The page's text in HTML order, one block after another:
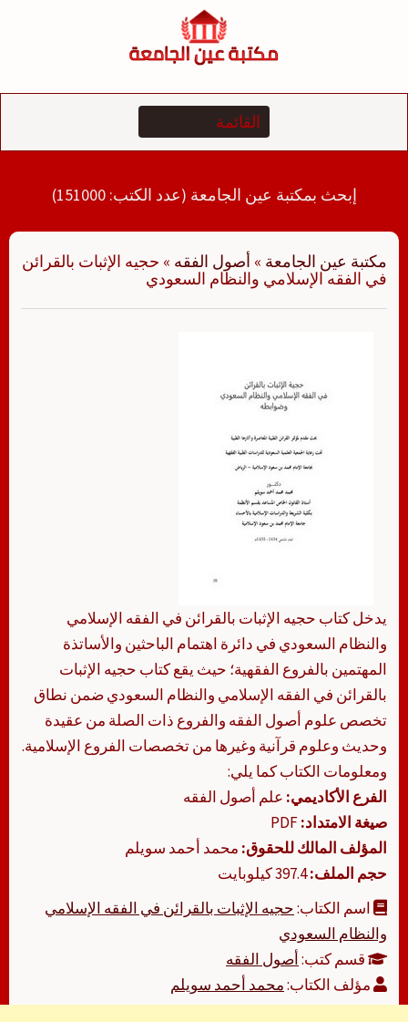
إبحث بمكتبة عين الجامعة (عدد الكتب: 151000)
مكتبة عين الجامعة » أصول الفقه » حجيه الإثبات بالقرائن
في الفقه الإسلامي والنظام السعودي
يدخل كتاب حجيه الإثبات بالقرائن في الفقه الإسلامي
والنظام السعودي في دائرة اهتمام الباحثين والأساتذة
المهتمين بالفروع الفقهية؛ حيث يقع كتاب حجيه الإثبات
بالقرائن في الفقه الإسلامي والنظام السعودي ضمن نطاق
تخصص علوم أصول الفقه والفروع ذات الصلة من عقيدة
وحديث وعلوم قرآنية وغيرها من تخصصات الفروع الإسلامية.
ومعلومات الكتاب كما يلي:
الفرع الأكاديمي: علم أصول الفقه
صيغة الامتداد:
المؤلف المالك للحقوق: محمد أحمد سويلم
حجم الملف:397.4 كيلوبايت
اسم الكتاب:حجيه الإثبات بالقرائن في الفقه الإسلامي
والنظام السعودي
قسم كتب:أصول الفقه
مؤلف الكتاب:محمد أحمد سويلم